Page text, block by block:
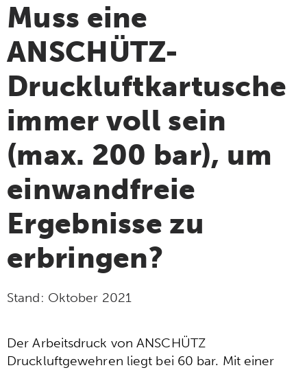
Muss eine
ANSCHÜTZ-
Druckluftkartusche
immer voll sein
(max. 200 bar), um
einwandfreie
Ergebnisse zu
erbringen?
Stand: Oktober 2021
Der Arbeitsdruck von ANSCHÜTZ
Druckluftgewehren liegt bei 60 bar. Mit einer